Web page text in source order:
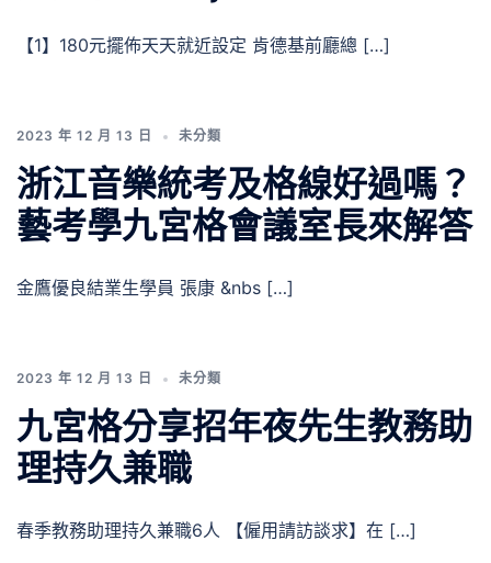
【1】180元擺佈天天就近設定 肯德基前廳總 […]
2023 年 12 月 13 日 未分類
浙江音樂統考及格線好過嗎？
藝考學九宮格會議室長來解答
金鷹優良結業生學員 張康 &nbs […]
2023 年 12 月 13 日 未分類
九宮格分享招年夜先生教務助
理持久兼職
春季教務助理持久兼職6人 【僱用請訪談求】在 […]